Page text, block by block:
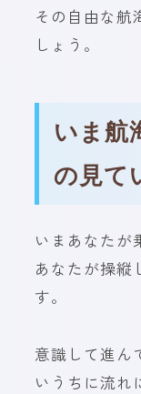
その自由な航
しょう。
いま航
の見て
いまあなたが
あなたが操縦
す。
意識して進ん
いうちに流れ